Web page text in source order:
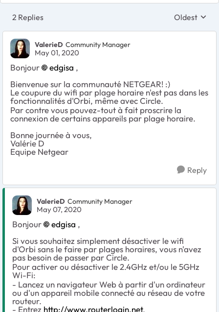
2 Replies Replies
Oldest
ValerieD Community Manager
May 01, 2020
Bonjour edgisa ,
Bienvenue sur la communauté NETGEAR! :)
Le coupure du wifi par plage horaire n'est pas dans les
fonctionnalités d'Orbi, même avec Circle.
Par contre vous pouvez-tout à fait proscrire la
connexion de certains appareils par plage horaire.
Bonne journée à vous,
Valérie D
Equipe Netgear
Reply
ValerieD Community Manager
May 07, 2020
Bonjour edgisa ,
Si vous souhaitez simplement désactiver le wifi
d'Orbi sans le faire par plages horaires, vous n'avez
pas besoin de passer par Circle.
Pour activer ou désactiver le 2.4GHz et/ou le 5GHz
Wi-Fi:
- Lancez un navigateur Web à partir d'un ordinateur
ou d'un appareil mobile connecté au réseau de votre
routeur.
- Entrez http://www.routerlogin.net.